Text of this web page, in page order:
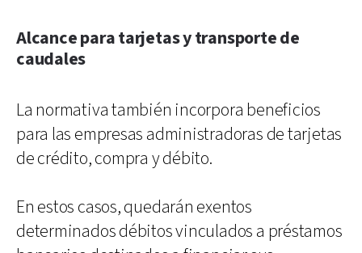
Alcance para tarjetas y transporte de
caudales
La normativa también incorpora beneficios
para las empresas administradoras de tarjetas
de crédito, compra y débito.
En estos casos, quedarán exentos
determinados débitos vinculados a préstamos